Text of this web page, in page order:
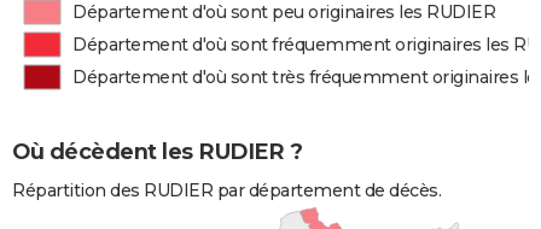
Département d'où sont peu originaires les RUDIER
Département d'où sont fréquemment originaires les
Département d'où sont très fréquemment originaires
Où décèdent les RUDIER ?
Répartition des RUDIER par département de décès.